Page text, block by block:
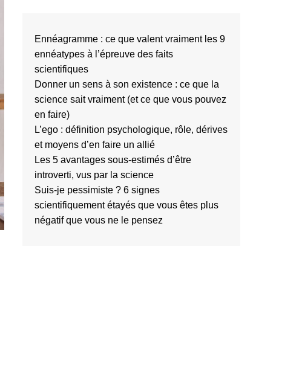
Ennéagramme : ce que valent vraiment les 9
ennéatypes à l’épreuve des faits
scientifiques
Donner un sens à son existence : ce que la
science sait vraiment (et ce que vous pouvez
en faire)
L’ego : définition psychologique, rôle, dérives
et moyens d’en faire un allié
Les 5 avantages sous-estimés d’être
introverti, vus par la science
Suis-je pessimiste ? 6 signes
scientifiquement étayés que vous êtes plus
négatif que vous ne le pensez